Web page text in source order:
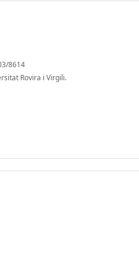
8614
Rovira i Virgili.